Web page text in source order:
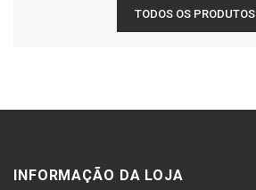
TODOS OS PRODUTOS
INFORMAÇÃO DA LOJA